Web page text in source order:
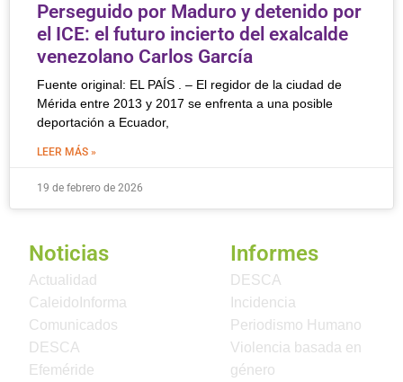
Perseguido por Maduro y detenido por
el ICE: el futuro incierto del exalcalde
venezolano Carlos García
Fuente original: EL PAÍS . – El regidor de la ciudad de
Mérida entre 2013 y 2017 se enfrenta a una posible
deportación a Ecuador,
LEER MÁS »
19 de febrero de 2026
Noticias
Actualidad
CaleidoInforma
Comunicados
DESCA
Efeméride
Informes
DESCA
Incidencia
Periodismo Humano
Violencia basada en
género